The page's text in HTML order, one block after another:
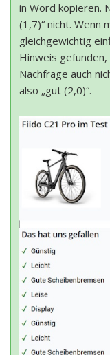
in Word kopieren.
(1,7)“ nicht. Wenn
gleichgewichtig
Hinweis
Nachfrage auch
also „gut (2,0)“.